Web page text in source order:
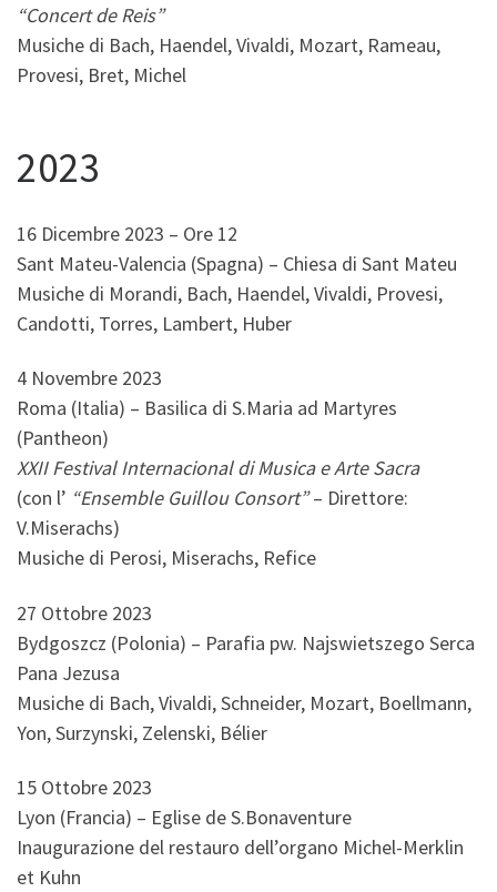
“Concert de Reis”
Musiche di Bach, Haendel, Vivaldi, Mozart, Rameau,
Provesi, Bret, Michel
2023
16 Dicembre 2023 – Ore 12
Sant Mateu-Valencia (Spagna) – Chiesa di Sant Mateu
Musiche di Morandi, Bach, Haendel, Vivaldi, Provesi,
Candotti, Torres, Lambert, Huber
4 Novembre 2023
Roma (Italia) – Basilica di S.Maria ad Martyres
(Pantheon)
XXII Festival Internacional di Musica e Arte Sacra
(con l’ “Ensemble Guillou Consort”– Direttore:
V.Miserachs)
Musiche di Perosi, Miserachs, Refice
27 Ottobre 2023
Bydgoszcz (Polonia) – Parafia pw. Najswietszego Serca
Pana Jezusa
Musiche di Bach, Vivaldi, Schneider, Mozart, Boellmann,
Yon, Surzynski, Zelenski, Bélier
15 Ottobre 2023
Lyon (Francia) – Eglise de S.Bonaventure
Inaugurazione del restauro dell’organo Michel-Merklin
et Kuhn